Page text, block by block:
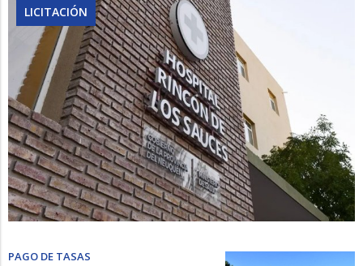
LICITACIÓN
PAGO DE TASAS